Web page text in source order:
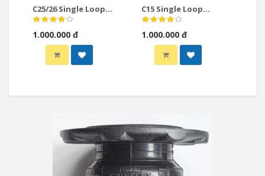
C25/26 Single Loop
Controllers
1.000.000 đ
C15 Single Loop
Controllers
1.000.000 đ